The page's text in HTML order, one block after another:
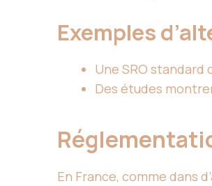
Exemples
Une SRO standard
Des études
En France, comme dans